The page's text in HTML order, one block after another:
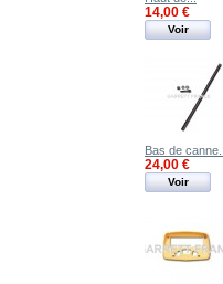
14,00 €
Voir
Bas de canne...
24,00 €
Voir